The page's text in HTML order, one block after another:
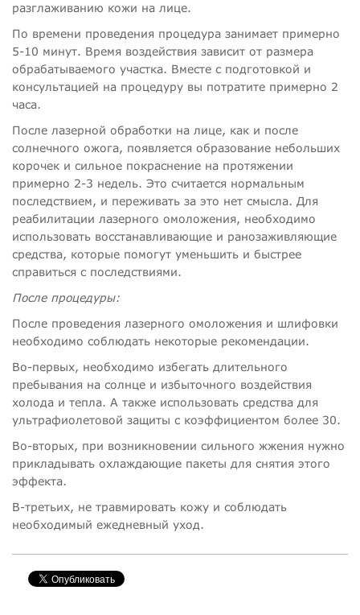
разглаживанию кожи на лице.
По времени проведения процедура занимает примерно
5-10 минут. Время воздействия зависит от размера
обрабатываемого участка. Вместе с подготовкой и
консультацией на процедуру вы потратите примерно 2
часа.
После лазерной обработки на лице, как и после
солнечного ожога, появляется образование небольших
корочек и сильное покраснение на протяжении
примерно 2-3 недель. Это считается нормальным
последствием, и переживать за это нет смысла. Для
реабилитации лазерного омоложения, необходимо
использовать восстанавливающие и ранозаживляющие
средства, которые помогут уменьшить и быстрее
справиться с последствиями.
После процедуры:
После проведения лазерного омоложения и шлифовки
необходимо соблюдать некоторые рекомендации.
Во-первых, необходимо избегать длительного
пребывания на солнце и избыточного воздействия
холода и тепла. А также использовать средства для
ультрафиолетовой защиты с коэффициентом более 30.
Во-вторых, при возникновении сильного жжения нужно
прикладывать охлаждающие пакеты для снятия этого
эффекта.
В-третьих, не травмировать кожу и соблюдать
необходимый ежедневный уход.